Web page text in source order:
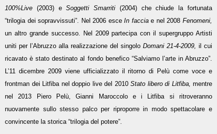
100%Live (2003) eSoggetti Smarriti (2004) che chiude la fortunata
“trilogia dei sopravvissuti”. Nel 2006 esceIn facciae nel 2008Fenomeni,
un altro grande successo. Nel 2009 partecipa con il supergruppo Artisti
uniti per l’Abruzzo alla realizzazione del singolo Domani 21-4-2009, il cui
ricavato è stato destinato al fondo benefico “Salviamo l’arte in Abruzzo”.
L’11 dicembre 2009 viene ufficializzato il ritorno di Pelù come voce e
frontman dei Litfiba nel doppio live del 2010Stato libero di Litfiba, mentre
nel 2013 Piero Pelù, Gianni Maroccolo e i Litfiba si ritroveranno
nuovamente sullo stesso palco per riproporre in modo spettacolare e
convincente la storica “trilogia del potere”.